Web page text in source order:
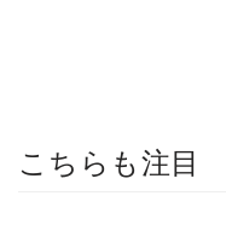
こちらも注目